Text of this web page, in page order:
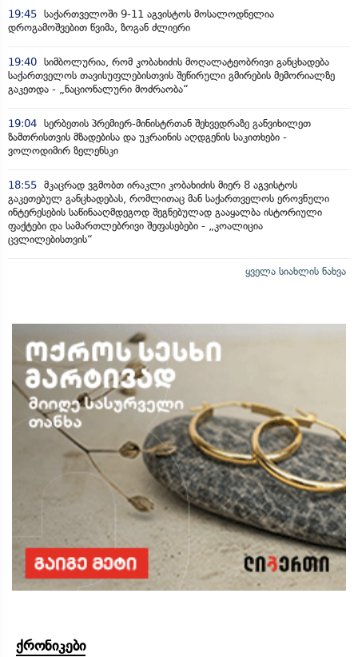
19:45 საქართველოში 9-11 აგვისტოს მოსალოდნელია
დროგამოშვებით წვიმა, ზოგან ძლიერი
19:40 სიმბოლურია, რომ კობახიძის მოღალატეობრივი განცხადება
საქართველოს თავისუფლებისთვის შეწირული გმირების მემორიალზე
გაკეთდა - „ნაციონალური მოძრაობა“
19:04 სერბეთის პრემიერ-მინისტრთან შეხვედრაზე განვიხილეთ
ზამთრისთვის მზადებისა და უკრაინის აღდგენის საკითხები -
ვოლოდიმირ ზელენსკი
18:55 მკაცრად ვგმობთ ირაკლი კობახიძის მიერ 8 აგვისტოს
გაკეთებულ განცხადებას, რომლითაც მან საქართველოს ეროვნული
ინტერესების საწინააღმდეგოდ შეგნებულად გააყალბა ისტორიული
ფაქტები და სამართლებრივი შეფასებები - „კოალიცია
ცვლილებისთვის“
ყველა სიახლის ნახვა
ქრონიკები